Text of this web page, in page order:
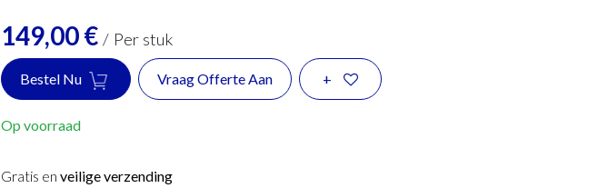
149,00€ / Per stuk
Bestel Nu Vraag Offerte Aan +
Op voorraad
Gratis en veilige verzending